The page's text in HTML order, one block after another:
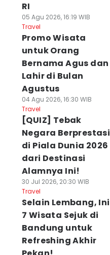
RI
05 Agu 2026, 16:19 WIB
Travel
Promo Wisata
untuk Orang
Bernama Agus dan
Lahir di Bulan
Agustus
04 Agu 2026, 16:30 WIB
Travel
[QUIZ] Tebak
Negara Berprestasi
di Piala Dunia 2026
dari Destinasi
Alamnya Ini!
30 Jul 2026, 20:30 WIB
Travel
Selain Lembang, Ini
7 Wisata Sejuk di
Bandung untuk
Refreshing Akhir